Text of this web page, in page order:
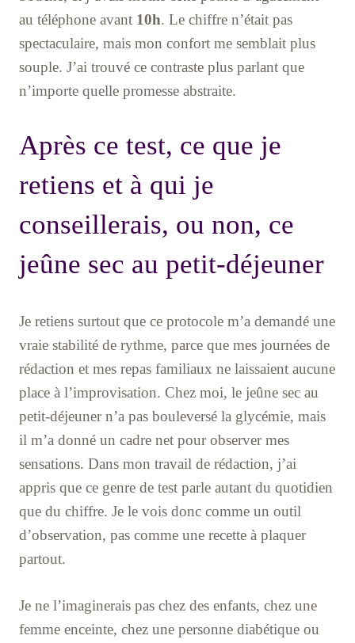
au téléphone avant 10h. Le chiffre n’était pas
spectaculaire, mais mon confort me semblait plus
souple. J’ai trouvé ce contraste plus parlant que
n’importe quelle promesse abstraite.
Après ce test, ce que je
retiens et à qui je
conseillerais, ou non, ce
jeûne sec au petit-déjeuner
Je retiens surtout que ce protocole m’a demandé une
vraie stabilité de rythme, parce que mes journées de
rédaction et mes repas familiaux ne laissaient aucune
place à l’improvisation. Chez moi, le jeûne sec au
petit-déjeuner n’a pas bouleversé la glycémie, mais
il m’a donné un cadre net pour observer mes
sensations. Dans mon travail de rédaction, j’ai
appris que ce genre de test parle autant du quotidien
que du chiffre. Je le vois donc comme un outil
d’observation, pas comme une recette à plaquer
partout.
Je ne l’imaginerais pas chez des enfants, chez une
femme enceinte, chez une personne diabétique ou